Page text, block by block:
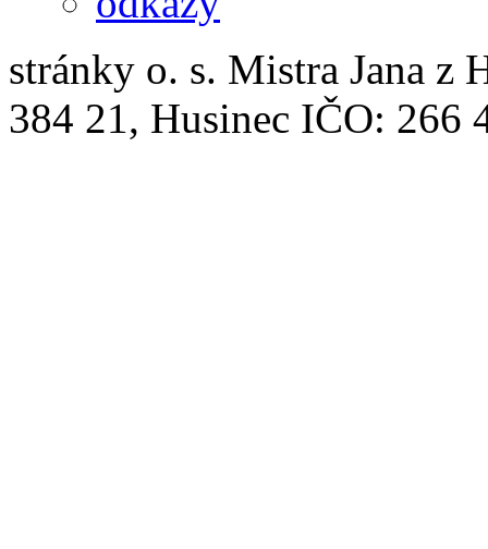
stránky o. s. Mistra Jana z
384 21, Husinec IČO: 266